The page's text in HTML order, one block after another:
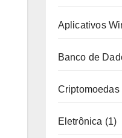
Aplicativos
Banco de
Criptomoedas
Eletrônica (1)